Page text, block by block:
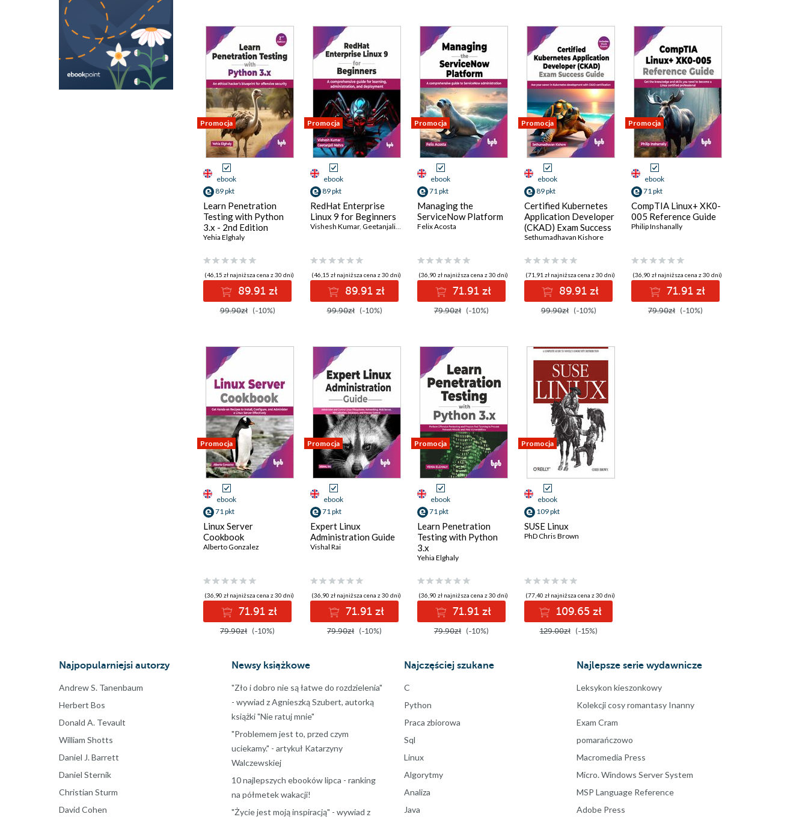
Promocja
ebook
89 pkt
Learn Penetration
Testing with Python
3.x - 2nd Edition
Yehia Elghaly
(46,15 zł najniższa cena z 30 dni)
89.91 zł
99.90zł (-10%)
Promocja
ebook
89 pkt
RedHat Enterprise
Linux 9 for Beginners
Vishesh Kumar, Geetanjali Mehra
(46,15 zł najniższa cena z 30 dni)
89.91 zł
99.90zł (-10%)
Promocja
ebook
71 pkt
Managing the
ServiceNow Platform
Felix Acosta
(36,90 zł najniższa cena z 30 dni)
71.91 zł
79.90zł (-10%)
Promocja
ebook
89 pkt
Certified Kubernetes
Application Developer
(CKAD) Exam Success
Guide
Sethumadhavan Kishore
(71,91 zł najniższa cena z 30 dni)
89.91 zł
99.90zł (-10%)
Promocja
ebook
71 pkt
CompTIA Linux+ XK0-
005 Reference Guide
Philip Inshanally
(36,90 zł najniższa cena z 30 dni)
71.91 zł
79.90zł (-10%)
Promocja
ebook
71 pkt
Linux Server
Cookbook
Alberto Gonzalez
(36,90 zł najniższa cena z 30 dni)
71.91 zł
79.90zł (-10%)
Promocja
ebook
71 pkt
Expert Linux
Administration Guide
Vishal Rai
(36,90 zł najniższa cena z 30 dni)
71.91 zł
79.90zł (-10%)
Promocja
ebook
71 pkt
Learn Penetration
Testing with Python
3.x
Yehia Elghaly
(36,90 zł najniższa cena z 30 dni)
71.91 zł
79.90zł (-10%)
Promocja
ebook
109 pkt
SUSE Linux
PhD Chris Brown
(77,40 zł najniższa cena z 30 dni)
109.65 zł
129.00zł (-15%)
Najpopularniejsi autorzy
Andrew S. Tanenbaum
Herbert Bos
Donald A. Tevault
William Shotts
Daniel J. Barrett
Daniel Sternik
Christian Sturm
David Cohen
Newsy książkowe
"Zło i dobro nie są łatwe do rozdzielenia"
- wywiad z Agnieszką Szubert, autorką
książki "Nie ratuj mnie"
"Problemem jest to, przed czym
uciekamy." - artykuł Katarzyny
Walczewskiej
10 najlepszych ebooków lipca - ranking
na półmetek wakacji!
"Życie jest moją inspiracją" - wywiad z
Najczęściej szukane
C
Python
Praca zbiorowa
Sql
Linux
Algorytmy
Analiza
Java
Najlepsze serie wydawnicze
Leksykon kieszonkowy
Kolekcji cosy romantasy Inanny
Exam Cram
pomarańczowo
Macromedia Press
Micro. Windows Server System
MSP Language Reference
Adobe Press